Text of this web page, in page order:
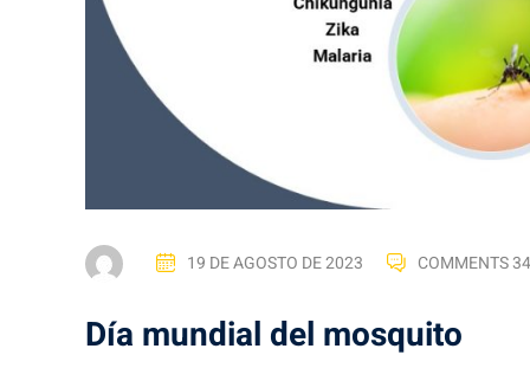
19 DE AGOSTO DE 2023 COMMENTS
Día mundial del mosquito